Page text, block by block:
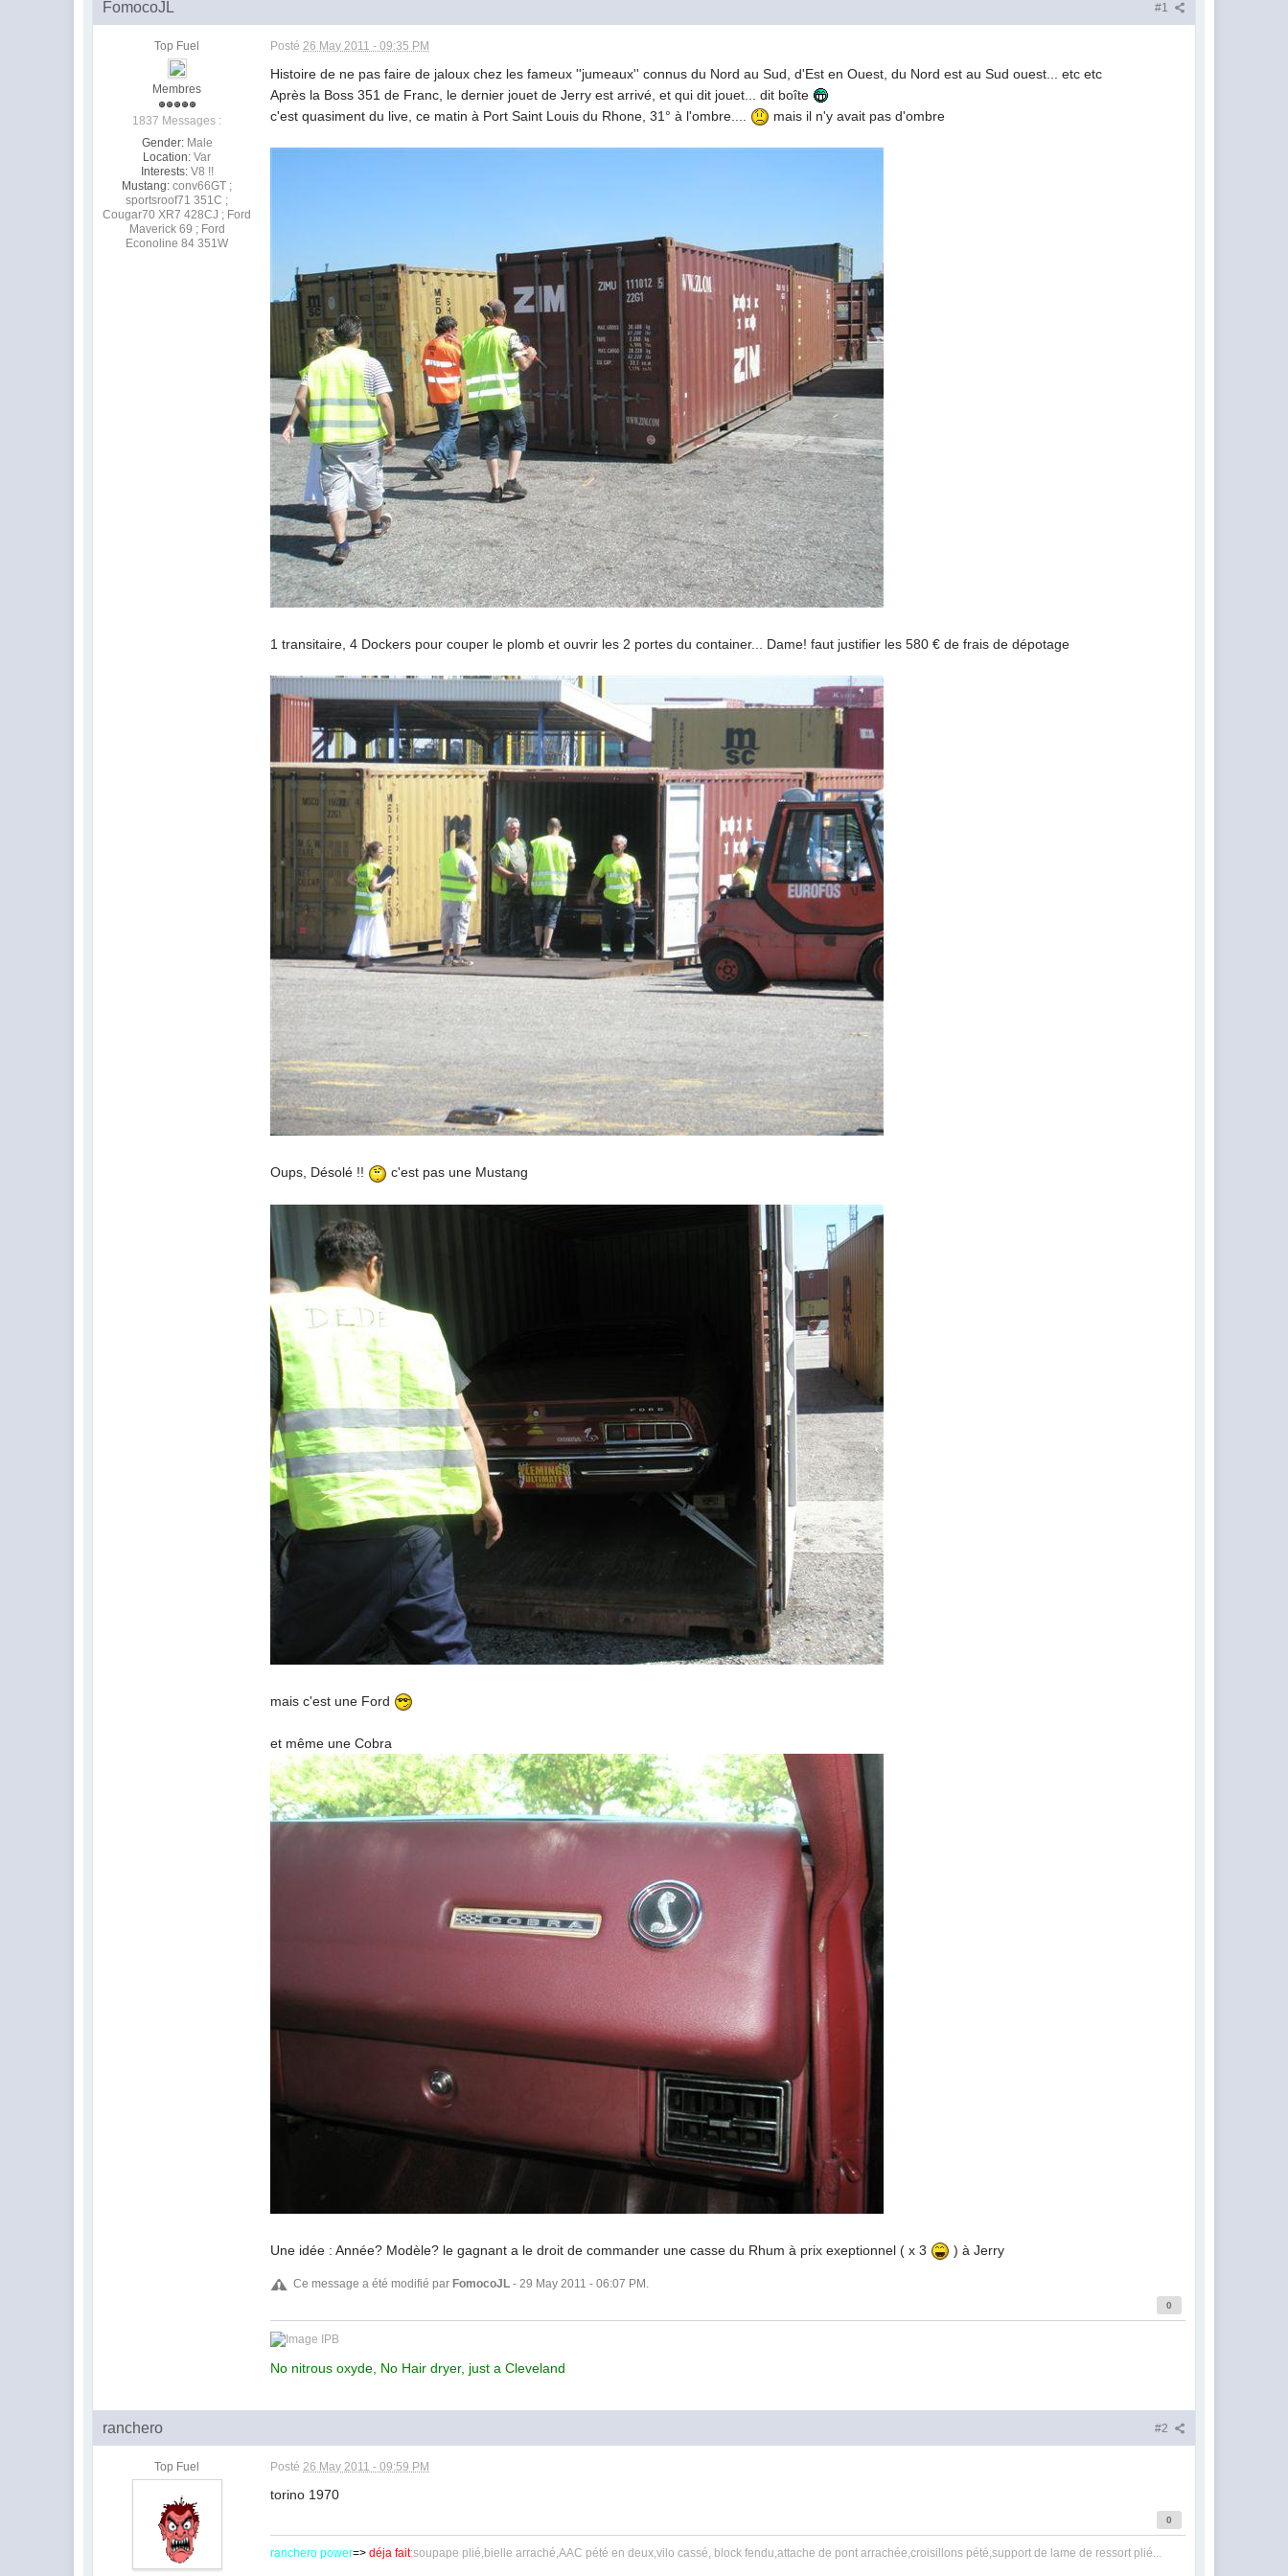
#1
FomocoJL
Top Fuel
Membres
1837 Messages :
Gender: Male
Location: Var
Interests: V8 !!
Mustang: conv66GT ;
sportsroof71 351C ;
Cougar70 XR7 428CJ ; Ford
Maverick 69 ; Ford
Econoline 84 351W
Posté26 May 2011 - 09:35 PM
Histoire de ne pas faire de jaloux chez les fameux ''jumeaux'' connus du Nord au Sud, d'Est en Ouest, du Nord est au Sud ouest... etc etc
Après la Boss 351 de Franc, le dernier jouet de Jerry est arrivé, et qui dit jouet... dit boîte
c'est quasiment du live, ce matin à Port Saint Louis du Rhone, 31° à l'ombre....
mais il n'y avait pas d'ombre
1 transitaire, 4 Dockers pour couper le plomb et ouvrir les 2 portes du container... Dame! faut justifier les 580 € de frais de dépotage
Oups, Désolé !! c'est pas une Mustang
mais c'est une Ford
et même une Cobra
Une idée : Année? Modèle? le gagnant a le droit de commander une casse du Rhum à prix exeptionnel ( x 3 ) à Jerry
Ce message a été modifié par FomocoJL - 29 May 2011 - 06:07 PM.
0
No nitrous oxyde, No Hair dryer, just a Cleveland
#2
ranchero
Top Fuel Posté26 May 2011 - 09:59 PM
torino 1970
0
ranchero power=> déja fait:soupape plié,bielle arraché,AAC pété en deux,vilo cassé, block fendu,attache de pont arrachée,croisillons pété,support de lame de ressort plié...